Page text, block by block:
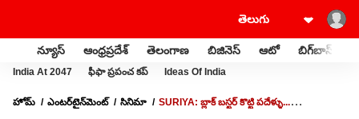
న్యూస్ ఆంధ్రప్రదేశ్ తెలంగాణ బిజినెస్ ఆటో బిగ్‌బాస్
India At 2047 ఫీఫా ప్రపంచ కప్ Ideas Of India
హోమ్ ఎంటర్‌టైన్‌మెంట్‌ సినిమా
SURIYA: బ్లాక్ బస్టర్ కొట్టి పదేళ్ళు...